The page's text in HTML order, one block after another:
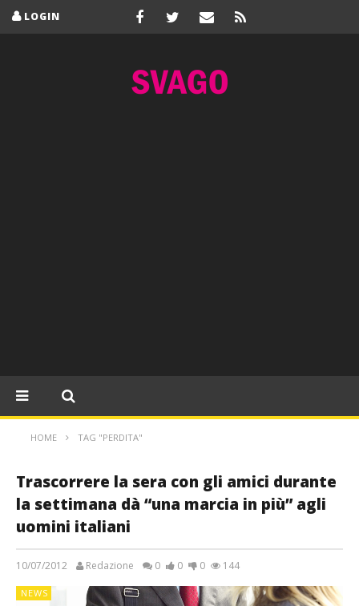
LOGIN
HOME TAG "PERDITA"
Trascorrere la sera con gli amici durante
la settimana dà “una marcia in più” agli
uomini italiani
10/07/2012 Redazione 0 0 0 144
NEWS